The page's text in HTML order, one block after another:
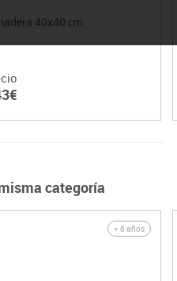
40x40 cm
categoría
+ 6 años